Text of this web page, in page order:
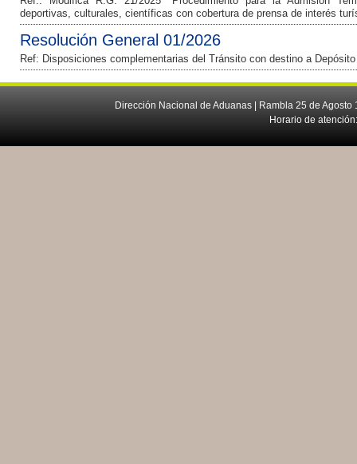
deportivas, culturales, científicas con cobertura de prensa de interés
Resolución General 01/2026
Ref: Disposiciones complementarias del Tránsito con destino a
Dirección Nacional de Aduanas | Rambla 25 de
Horario de